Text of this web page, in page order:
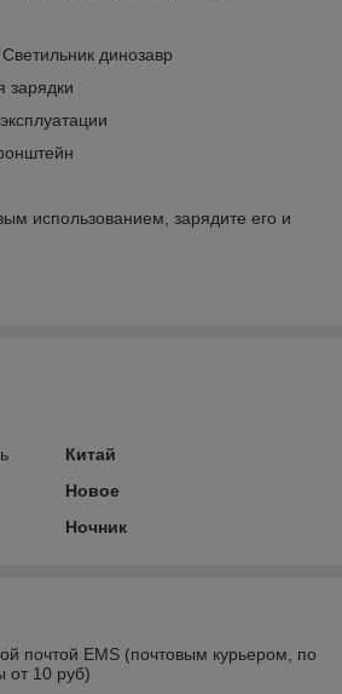
динозавр
зарядки
использованием, зарядите его и
Китай
Новое
Ночник
почтой EMS (почтовым курьером, по
от 10 руб)